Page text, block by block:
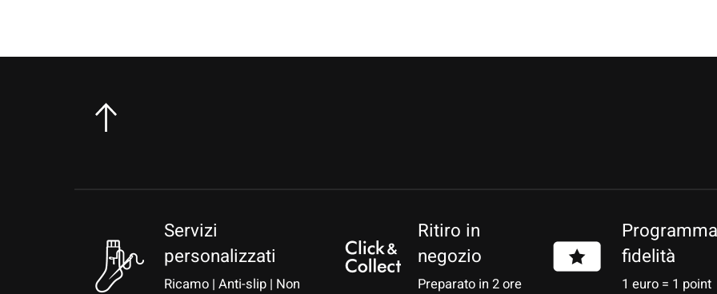
Servizi
personalizzati
Ricamo | Anti-slip | Non
Ritiro in
negozio
Preparato in 2 ore
Programma
fidelità
1 euro = 1 point